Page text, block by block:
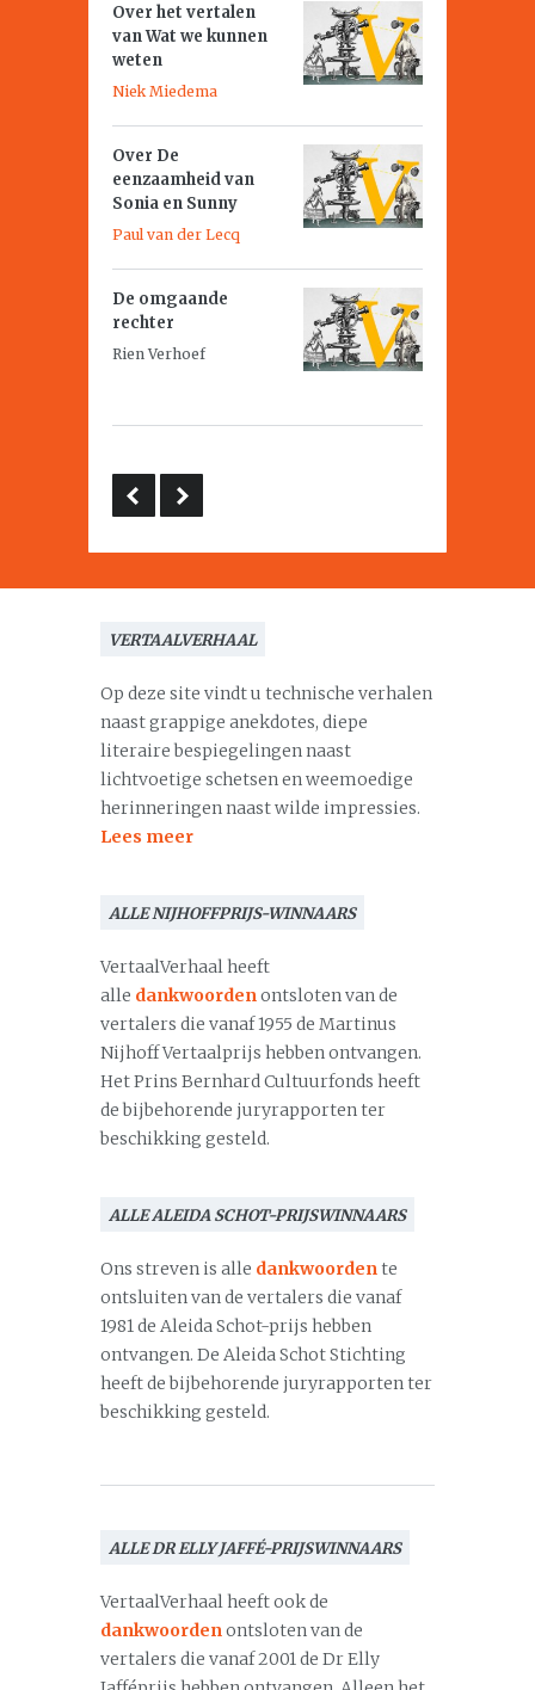
Over het vertalen
vanWat we kunnen
weten
Niek Miedema
Over De
eenzaamheid van
Sonia en Sunny
Paul van der Lecq
De omgaande
rechter
Rien Verhoef
VERTAALVERHAAL
Op deze site vindt u technische verhalen
naast grappige anekdotes, diepe
literaire bespiegelingen naast
lichtvoetige schetsen en weemoedige
herinneringen naast wilde impressies.
Lees meer
ALLE NIJHOFFPRIJS-WINNAARS
VertaalVerhaal heeft
alle dankwoordenontsloten van de
vertalers die vanaf 1955 de Martinus
Nijhoff Vertaalprijs hebben ontvangen.
Het Prins Bernhard Cultuurfonds heeft
de bijbehorende juryrapporten ter
beschikking gesteld.
ALLE ALEIDA SCHOT-PRIJSWINNAARS
Ons streven is alle dankwoordente
ontsluiten van de vertalers die vanaf
1981 de Aleida Schot-prijs hebben
ontvangen. De Aleida Schot Stichting
heeft de bijbehorende juryrapporten ter
beschikking gesteld.
ALLE DR ELLY JAFFÉ-PRIJSWINNAARS
VertaalVerhaal heeft ook de
dankwoordenontsloten van de
vertalers die vanaf 2001 de Dr Elly